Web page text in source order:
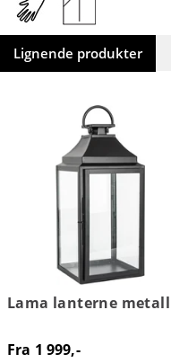
Lignende produkter
Lama lanterne metall
Fra 1 999,-